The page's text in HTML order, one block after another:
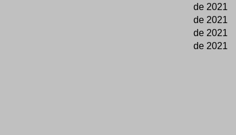
de 2021
de 2021
de 2021
de 2021